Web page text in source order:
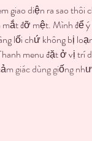
giao diện ra sao thôi
mắt đỡ mệt. Mình để
lối chứ không bị
menu đặt ở vị trí
giác dùng giống như